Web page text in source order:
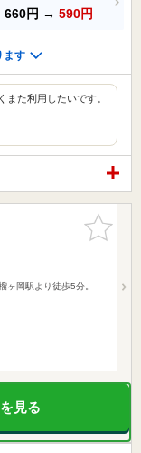
660円 → 590円
ます
た利用したいです。
お気に入
りに追加
ヶ岡駅より徒歩5分。
見る